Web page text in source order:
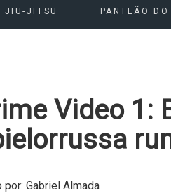
JIU-JITSU PANTEÃO
Video 1:
Gabriel Almada